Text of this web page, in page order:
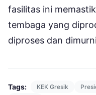
fasilitas ini
tembaga yang
diproses dan
Tags: KEK Gresik